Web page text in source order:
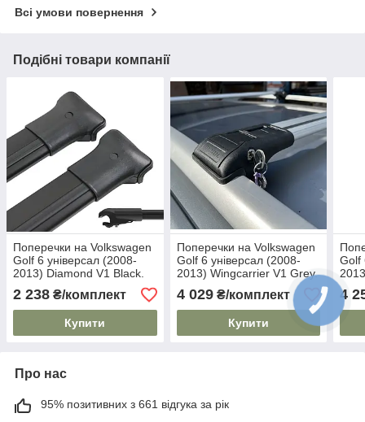
Всі умови повернення
Подібні товари компанії
Поперечки на Volkswagen
Golf 6 універсал (2008-
2013) Diamond V1 Black.
На стандартні рейлінги.
Без замка. Чорні
2 238 ₴/комплект
Купити
Поперечки на Volkswagen
Golf 6 універсал (2008-
2013) Wingcarrier V1 Grey.
На стандартні рейлінги.
Замок на ключах. Сірі
4 029₴/комплект
Купити
Golf
4
Про нас
95% позитивних з 661 відгука за рік